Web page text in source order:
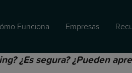
Funciona Empresas
¿Es segura? ¿Pueden